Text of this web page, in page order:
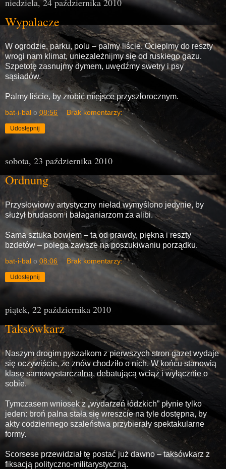
Wypalacze
W ogrodzie, parku, polu – palmy liście. Ocieplmy do reszty
wrogi nam klimat, uniezależnijmy się od ruskiego gazu.
Szpetotę zasnujmy dymem, uwędźmy swetry i psy
sąsiadów.
Palmy liście, by zrobić miejsce przyszłorocznym.
bat-i-bal o 08:56 Brak komentarzy:
Udostępnij
sobota, 23 października 2010
Ordnung
Przysłowiowy artystyczny nieład wymyślono jedynie, by
służył brudasom i bałaganiarzom za alibi.
Sama sztuka bowiem – ta od prawdy, piękna i reszty
bzdetów – polega zawsze na poszukiwaniu porządku.
bat-i-bal o 08:06 Brak komentarzy:
Udostępnij
piątek, 22 października 2010
Taksówkarz
Naszym drogim pyszałkom z pierwszych stron gazet wydaje
się oczywiście, że znów chodziło o nich. W końcu stanowią
klasę samowystarczalną, debatującą wciąż i wyłącznie o
sobie.
Tymczasem wniosek z „wydarzeń łódzkich” płynie tylko
jeden: broń palna stała się wreszcie na tyle dostępna, by
akty codziennego szaleństwa przybierały spektakularne
formy.
Scorsese przewidział tę postać już dawno – taksówkarz z
fiksacją polityczno-militarystyczną.